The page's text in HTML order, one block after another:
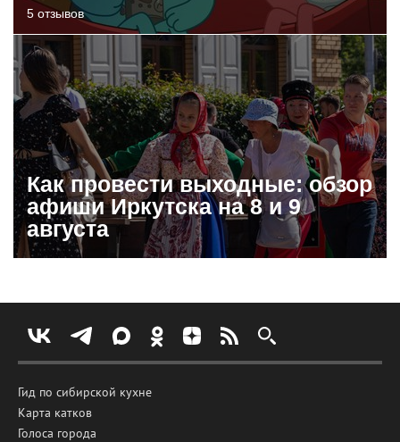
5 отзывов
Как провести выходные: обзор
афиши Иркутска на 8 и 9
августа
Гид по сибирской кухне
Карта катков
Голоса города